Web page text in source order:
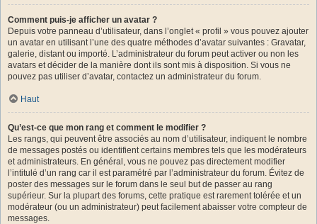
Comment puis-je afficher un avatar ?
Depuis votre panneau d’utilisateur, dans l’onglet « profil » vous pouvez ajouter
un avatar en utilisant l’une des quatre méthodes d’avatar suivantes : Gravatar,
galerie, distant ou importé. L’administrateur du forum peut activer ou non les
avatars et décider de la manière dont ils sont mis à disposition. Si vous ne
pouvez pas utiliser d’avatar, contactez un administrateur du forum.
Haut
Qu’est-ce que mon rang et comment le modifier ?
Les rangs, qui peuvent être associés au nom d’utilisateur, indiquent le nombre
de messages postés ou identifient certains membres tels que les modérateurs
et administrateurs. En général, vous ne pouvez pas directement modifier
l’intitulé d’un rang car il est paramétré par l’administrateur du forum. Évitez de
poster des messages sur le forum dans le seul but de passer au rang
supérieur. Sur la plupart des forums, cette pratique est rarement tolérée et un
modérateur (ou un administrateur) peut facilement abaisser votre compteur de
messages.